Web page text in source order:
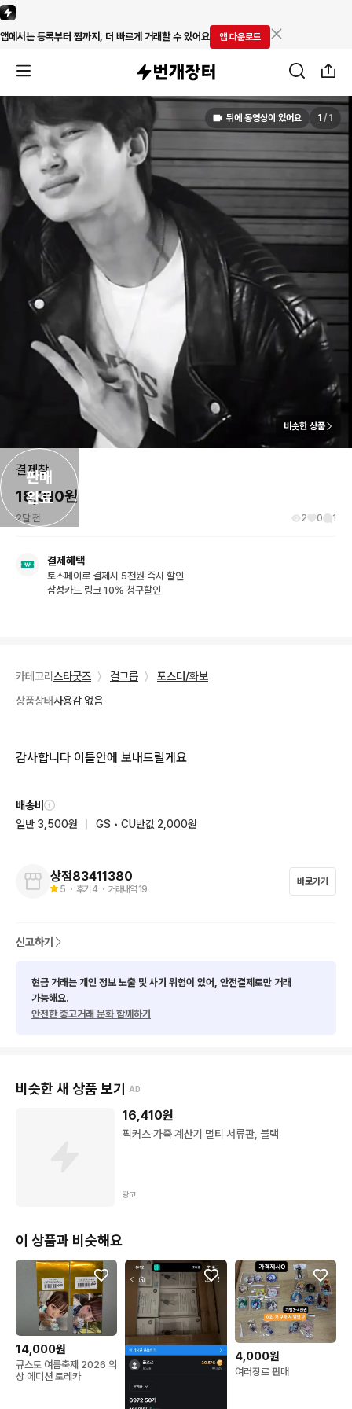
앱에서는 등록부터 찜까지, 더 빠르게 거래할 수 있어요 앱 다운로드
판매
완료
뒤에 동영상이 있어요 1 / 1
비슷한 상품
결제창
18,310원
2달 전 2 0 1
결제혜택
토스페이로 결제시 5천원 즉시 할인
삼성카드 링크 10% 청구할인
카테고리 스타굿즈 〉 걸그룹 〉
포스터/화보
상품상태사용감 없음
감사합니다 이틀안에 보내드릴게요
배송비
일반 3,500원
GS • CU반값 2,000원
상점83411380
5 ・ 후기 4 ・ 거래내역 19
바로가기
신고하기
현금 거래는 개인 정보 노출 및 사기 위험이 있어, 안전결제로만 거래
가능해요.
안전한 중고거래 문화 함께하기
비슷한 새 상품 보기 AD
16,410원
픽커스 가죽 계산기 멀티 서류판, 블랙
광고
이 상품과 비슷해요
14,000원
큐스토 여름축제 2026 의
상 에디션 토레카
4,000원
여러장르 판매